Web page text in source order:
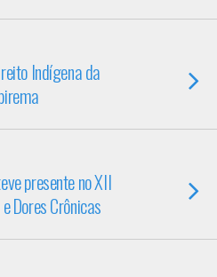
Indígena da
presente no XII
Dores Crônicas